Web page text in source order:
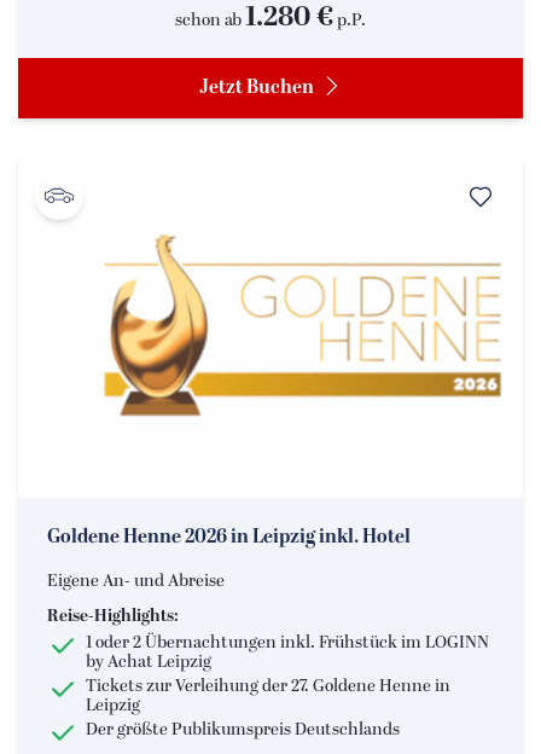
schon ab 1.280 € p.P.
Jetzt Buchen
Goldene Henne 2026 in Leipzig inkl. Hotel
Eigene An- und Abreise
Reise-Highlights:
1 oder 2 Übernachtungen inkl. Frühstück im LOGINN
by Achat Leipzig
Tickets zur Verleihung der 27. Goldene Henne in
Leipzig
Der größte Publikumspreis Deutschlands